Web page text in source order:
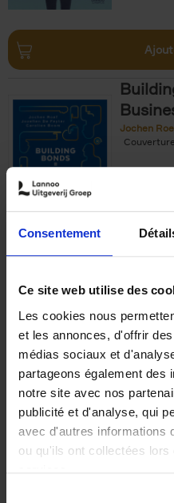
Consentement
Ce site web utilise des
Les cookies nous
et les annonces, d'offrir
médias sociaux et
partageons également des
notre site avec nos
publicité et d'analyse, qui
avec d'autres informations
ou qu'ils ont collectées
Jochen
€
the
Gino Van
Autre
€